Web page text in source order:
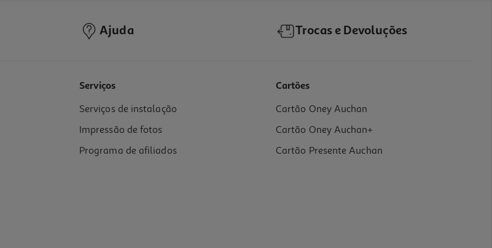
Ajuda Trocas e Devoluções
Serviços
Serviços de instalação
Impressão de fotos
Programa de afiliados
Cartões
Cartão Oney Auchan
Cartão Oney Auchan+
Cartão Presente Auchan